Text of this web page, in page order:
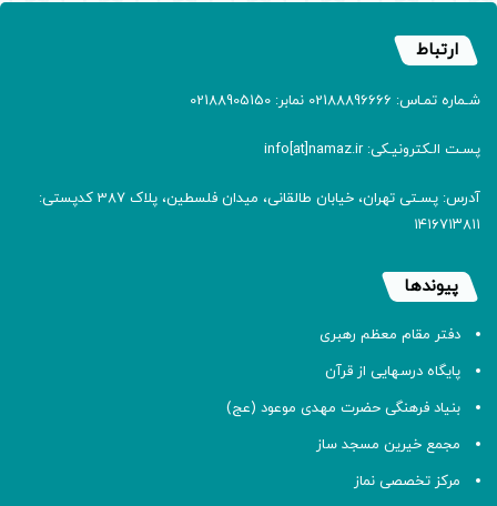
ارتباط
شـماره تمـاس: 02188896666 نمابر: 02188905150
پسـت الـکترونیـکی: info[at]namaz.ir
آدرس: پسـتی تهران، خیابان طالقانی، میدان فلسطین، پلاک 387 کدپستی:
۱۴۱۶۷۱۳۸۱۱
پیوندها
دفتر مقام معظم رهبری
پایگاه درسهایی از قرآن
بنیاد فرهنگی حضرت مهدی موعود (عج)
مجمع خیرین مسجد ساز
مرکز تخصصی نماز